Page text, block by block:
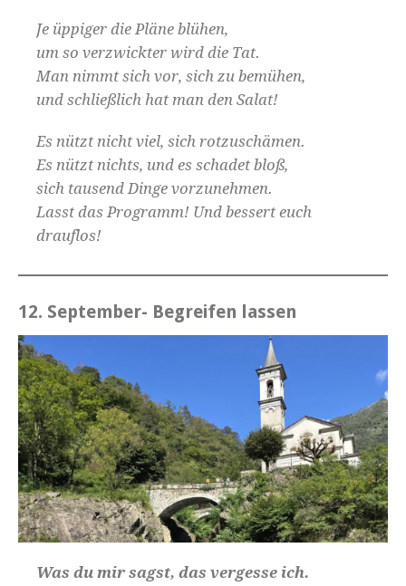
Je üppiger die Pläne blühen,
um so verzwickter wird die Tat.
Man nimmt sich vor, sich zu bemühen,
und schließlich hat man den Salat!
Es nützt nicht viel, sich rotzuschämen.
Es nützt nichts, und es schadet bloß,
sich tausend Dinge vorzunehmen.
Lasst das Programm! Und bessert euch
drauflos!
12. September- Begreifen lassen
Was du mir sagst, das vergesse ich.